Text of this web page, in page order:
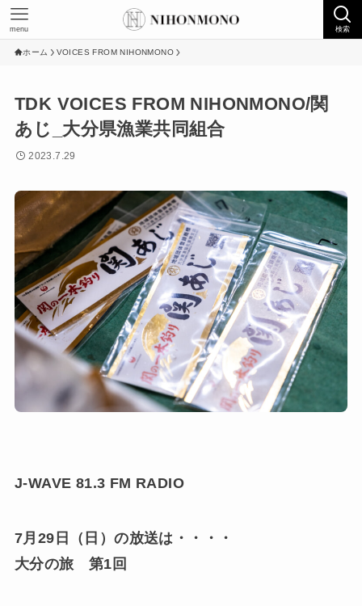
検索
menu
ホーム VOICES FROM NIHONMONO
TDK VOICES FROM NIHONMONO/関
あじ_大分県漁業共同組合
2023.7.29
J-WAVE 81.3 FM RADIO
7月29日（日）の放送は・・・・
大分の旅 第1回